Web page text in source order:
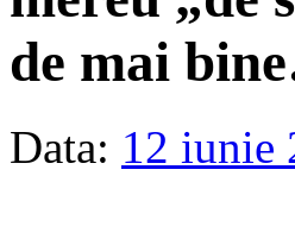
de mai
Data: 12 iunie